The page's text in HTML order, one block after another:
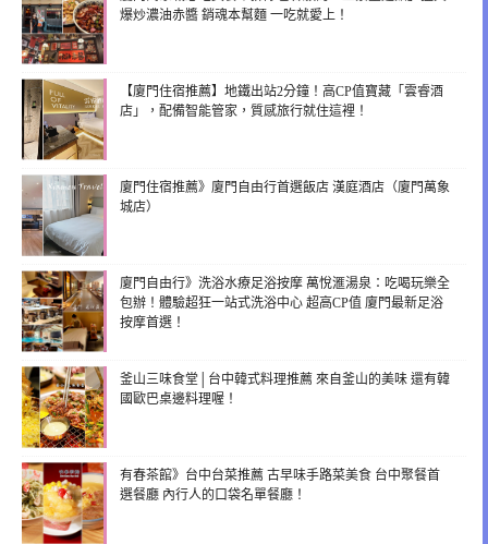
爆炒濃油赤醬 銷魂本幫麵 一吃就愛上！
【廈門住宿推薦】地鐵出站2分鐘！高CP值寶藏「雲睿酒
店」，配備智能管家，質感旅行就住這裡！
廈門住宿推薦》廈門自由行首選飯店 漢庭酒店（廈門萬象
城店）
廈門自由行》洗浴水療足浴按摩 萬悅滙湯泉：吃喝玩樂全
包辦！體驗超狂一站式洗浴中心 超高CP值 廈門最新足浴
按摩首選！
釜山三味食堂│台中韓式料理推薦 來自釜山的美味 還有韓
國歐巴桌邊料理喔！
有春茶館》台中台菜推薦 古早味手路菜美食 台中聚餐首
選餐廳 內行人的口袋名單餐廳！